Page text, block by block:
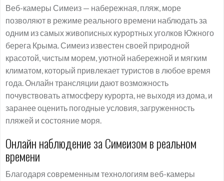
Веб-камеры Симеиз — набережная, пляж, море
позволяют в режиме реального времени наблюдать за
одним из самых живописных курортных уголков Южного
берега Крыма. Симеиз известен своей природной
красотой, чистым морем, уютной набережной и мягким
климатом, который привлекает туристов в любое время
года. Онлайн трансляции дают возможность
почувствовать атмосферу курорта, не выходя из дома, и
заранее оценить погодные условия, загруженность
пляжей и состояние моря.
Онлайн наблюдение за Симеизом в реальном
времени
Благодаря современным технологиям веб-камеры